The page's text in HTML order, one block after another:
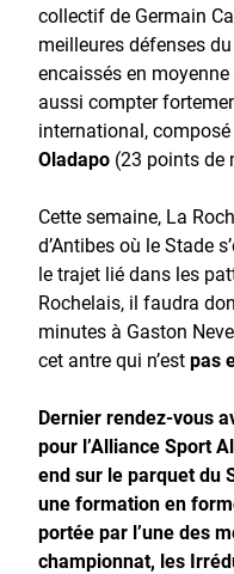
collectif de Germain
meilleures défenses
encaissés en
aussi compter
international, composé
Oladapo (23 points de
Cette semaine, La
d’Antibes où le Stade
le trajet lié dans les
Rochelais, il faudra
minutes à Gaston
cet antre qui n’estpas
Dernier rendez-vous
pour l’Alliance Sport
end sur le parquet du
une formation en
portée par l’une des
championnat, les